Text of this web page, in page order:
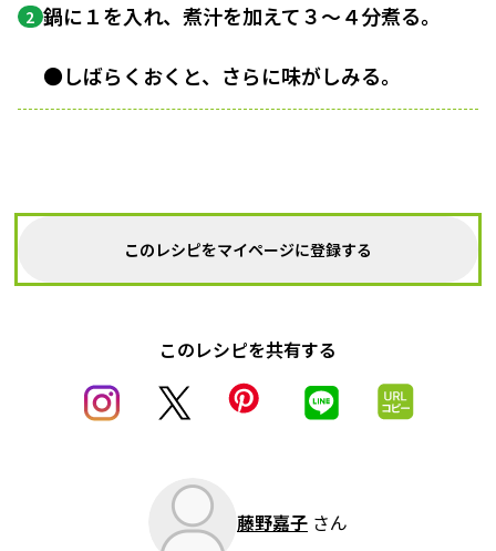
2 鍋に１を入れ、煮汁を加えて３〜４分煮る。
●しばらくおくと、さらに味がしみる。
このレシピをマイページに登録する
このレシピを共有する
藤野嘉子 さん